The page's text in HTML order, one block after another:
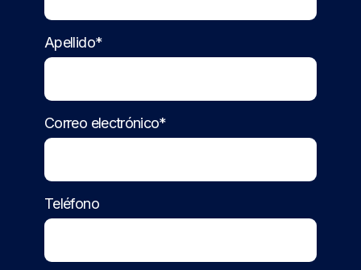
Apellido*
Correo electrónico*
Teléfono